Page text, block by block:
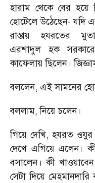
হারাম থেকে বের হয়ে
হোটেলে উঠেছেন-যদি
রাস্তায় হযরতের
এরশাদুল হক
কাফেলায় ছিলেন।
বললেন, এই সামনের
বললাম,নিয়ে চলেন।
গিয়ে দেখি,হযরত ওযুর
দেখে এগিয়ে এলেন।
বসালেন। কী
সেটা দিয়ে